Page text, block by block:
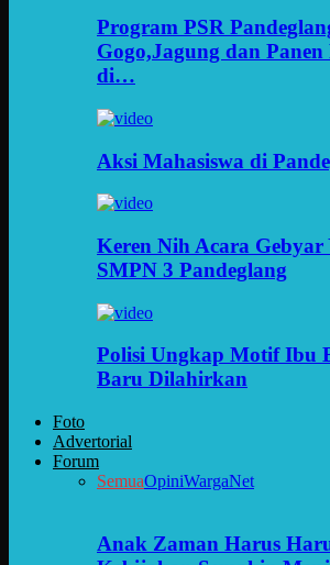
Program PSR
Gogo,Jagung dan
di…
Aksi Mahasiswa di
Keren Nih Acara Gebyar
SMPN 3 Pandeglang
Polisi Ungkap Motif Ibu
Baru Dilahirkan
Foto
Advertorial
Forum
SemuaOpiniWargaNet
Anak Zaman Harus